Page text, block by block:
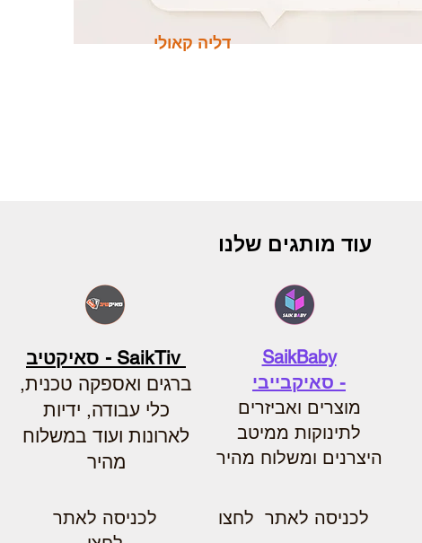
דליה קאולי
עוד מותגים שלנו
SaikBaby
- סאיקבייבי
מוצרים ואביזרים
לתינוקות ממיטב
היצרנים ומשלוח מהיר
לכניסה לאתר לחצו
SaikTiv - סאיקטיב
ברגים ואספקה טכנית,
כלי עבודה, ידיות
לארונות ועוד במשלוח
מהיר
לכניסה לאתר